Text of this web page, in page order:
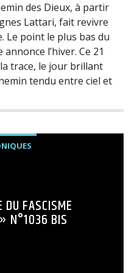
des Dieux, à partir
Lattari, fait revivre
Le point le plus bas du
l’hiver. Ce 21
trace, le jour brillant
tendu entre ciel et
FASCISME
N°1036 BIS